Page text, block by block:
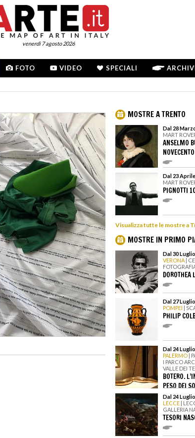
venerdì 7 agosto 2026
FOTO VIDEO SPECIALI
MOSTRE A TRENTO
Dal 28
MART
ANSELMO
Dal 23
MART
PIGNOTTI
Visualizza tutte le mostre a
MOSTRE IN PRIMO
Dal 30
VERONA |
DOROTHEA
Dal 27
POMPEI |
PHILIP
Dal 24
PALERMO |
I PARCO
VALLE DEI
BOTERO.
PESO DEI
Dal 24
LECCE |
GALLERIA
TESORI